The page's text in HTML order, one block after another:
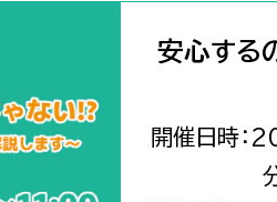
安心する
開催日時